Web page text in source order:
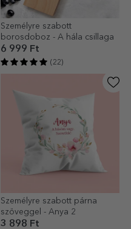
Személyre szabott
borosdoboz - A hála csillaga
6 999 Ft
(22)
Személyre szabott párna
szöveggel - Anya 2
3 898 Ft